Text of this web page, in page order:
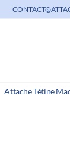
Attache Tétine